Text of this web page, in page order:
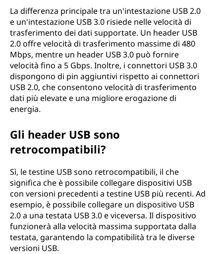
La differenza principale tra un'intestazione USB 2.0
e un'intestazione USB 3.0 risiede nelle velocità di
trasferimento dei dati supportate. Un header USB
2.0 offre velocità di trasferimento massime di 480
Mbps, mentre un header USB 3.0 può fornire
velocità fino a 5 Gbps. Inoltre, i connettori USB 3.0
dispongono di pin aggiuntivi rispetto ai connettori
USB 2.0, che consentono velocità di trasferimento
dati più elevate e una migliore erogazione di
energia.
Gli header USB sono
retrocompatibili?
Sì, le testine USB sono retrocompatibili, il che
significa che è possibile collegare dispositivi USB
con versioni precedenti a testine USB più recenti. Ad
esempio, è possibile collegare un dispositivo USB
2.0 a una testata USB 3.0 e viceversa. Il dispositivo
funzionerà alla velocità massima supportata dalla
testata, garantendo la compatibilità tra le diverse
versioni USB.